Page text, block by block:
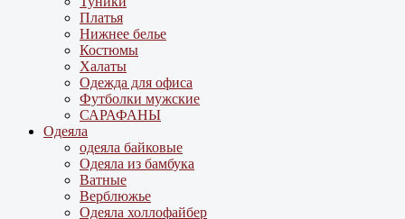
Платья
Нижнее белье
Костюмы
Халаты
Одежда для офиса
Футболки мужские
САРАФАНЫ
Одеяла
одеяла байковые
Одеяла из бамбука
Ватные
Верблюжье
Одеяла холлофайбер